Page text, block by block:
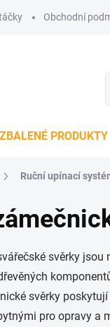
Obchodní
PRODUKTY
Ruční upínací
svěrky
svěrky
pro opravy a